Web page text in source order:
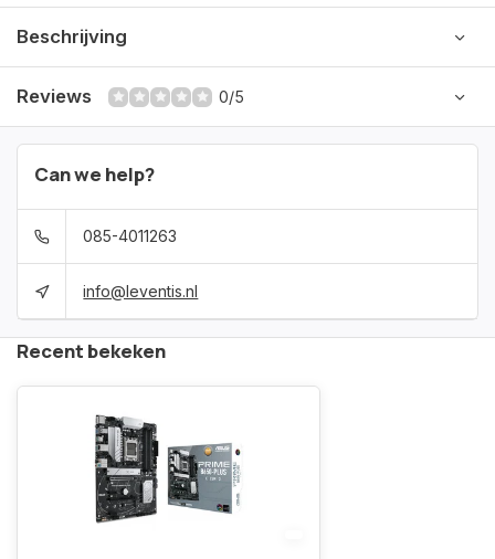
Beschrijving
Reviews 0/5
Can we help?
085-4011263
info@leventis.nl
Recent bekeken